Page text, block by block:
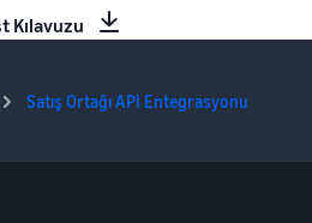
Kılavuzu
Satış Ortağı API Entegrasyonu